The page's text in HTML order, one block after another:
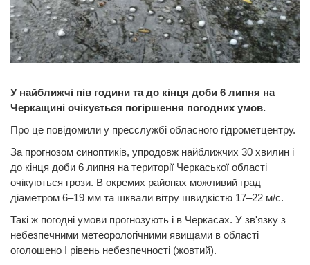
У найближчі пів години та до кінця доби 6 липня на
Черкащині очікується погіршення погодних умов.
Про це повідомили у пресслужбі обласного гідрометцентру.
За прогнозом синоптиків, упродовж найближчих 30 хвилин і
до кінця доби 6 липня на території Черкаської області
очікуються грози. В окремих районах можливий град
діаметром 6–19 мм та шквали вітру швидкістю 17–22 м/с.
Такі ж погодні умови прогнозують і в Черкасах. У зв'язку з
небезпечними метеорологічними явищами в області
оголошено І рівень небезпечності (жовтий).